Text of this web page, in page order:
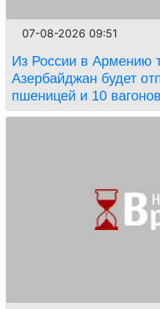
07-08-2026 09:51
Из России в Армению
Азербайджан будет
пшеницей и 10